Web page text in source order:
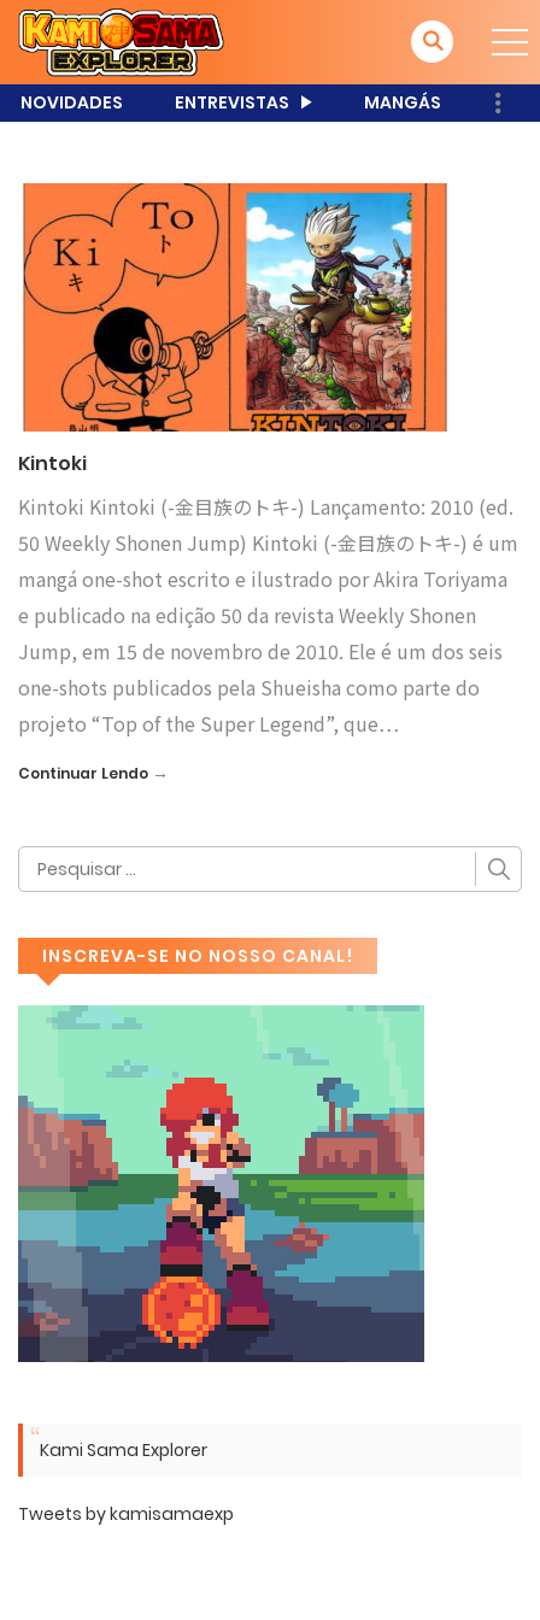
NOVIDADES ENTREVISTAS MANGÁS
Kintoki
Kintoki Kintoki (-金目族のトキ-) Lançamento: 2010 (ed.
50 Weekly Shonen Jump) Kintoki (-金目族のトキ-) é um
mangá one-shot escrito e ilustrado por Akira Toriyama
e publicado na edição 50 da revista Weekly Shonen
Jump, em 15 de novembro de 2010. Ele é um dos seis
one-shots publicados pela Shueisha como parte do
projeto “Top of the Super Legend”, que…
Continuar Lendo →
INSCREVA-SE NO NOSSO CANAL!
Kami Sama Explorer
Tweets by kamisamaexp